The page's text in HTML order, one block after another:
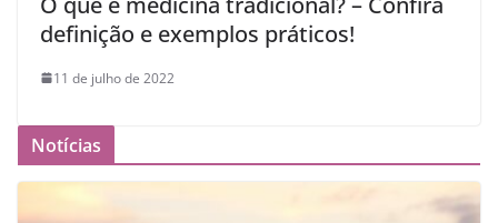
definição e exemplos práticos!
11 de julho de 2022
Notícias